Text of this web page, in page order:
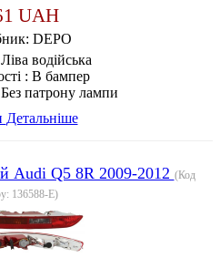
UAH
DEPO
Ліва водійська
: В бампер
Без патрону лампи
Детальніше
Audi Q5 8R 2009-2012 (Код
136588-E)